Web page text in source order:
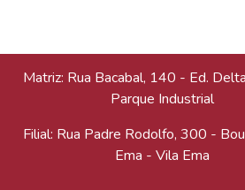
Matriz: Rua Bacabal, 140 - Ed.
Parque Industrial
Filial: Rua Padre Rodolfo, 300 -
Ema - Vila Ema